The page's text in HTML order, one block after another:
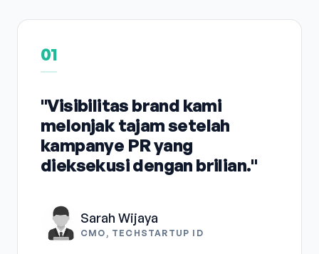
01
"Visibilitas brand kami
melonjak tajam setelah
kampanye PR yang
dieksekusi dengan brilian."
Sarah Wijaya
CMO, TECHSTARTUP ID